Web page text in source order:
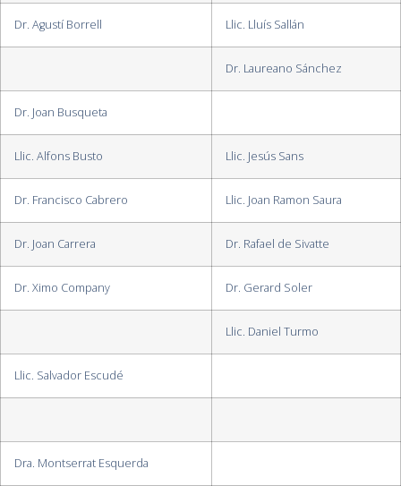
Dr. Agustí Borrell Llic. Lluís Sallán
Dr. Laureano Sánchez
Dr. Joan Busqueta
Llic. Alfons Busto Llic. Jesús Sans
Dr. Francisco Cabrero Llic. Joan Ramon Saura
Dr. Joan Carrera Dr. Rafael de Sivatte
Dr. Ximo Company Dr. Gerard Soler
Llic. Daniel Turmo
Llic. Salvador Escudé
Dra. Montserrat Esquerda